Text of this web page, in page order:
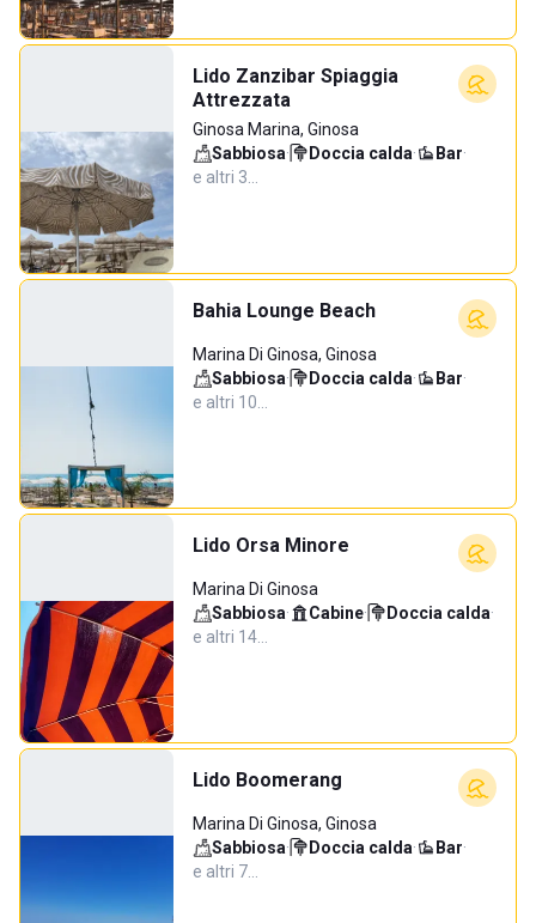
Lido Zanzibar Spiaggia
Attrezzata
Ginosa Marina, Ginosa
Sabbiosa· Doccia calda· Bar·
e altri 3…
Bahia Lounge Beach
Marina Di Ginosa, Ginosa
Sabbiosa· Doccia calda· Bar·
e altri 10…
Lido Orsa Minore
Marina Di Ginosa
Sabbiosa· Cabine· Doccia calda·
e altri 14…
Lido Boomerang
Marina Di Ginosa, Ginosa
Sabbiosa· Doccia calda· Bar·
e altri 7…